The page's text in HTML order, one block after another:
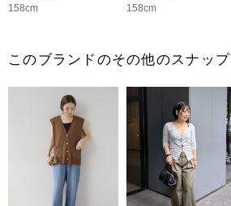
158cm
158cm
このブランドのその他のスナップ